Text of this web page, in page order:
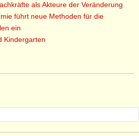
als Akteure der Veränderung
führt neue Methoden für die
ein
Kindergarten